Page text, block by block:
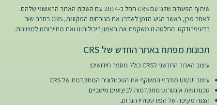
שיתוף הפעולה שלנו עם CRS החל ב-2014 עם השקת האתר הראשוני שלהם.
לאחר מכן, כאשר הגיע הזמן לשדרג את הנוכחות המקוונת, CRS בחרה שוב
בדיגיפרודקט. החלטה זו משקפת את האמון ביכולותינו ואת מחויבותנו למצוינות.
תכונות מפתח באתר החדש של CRS
עיצוב האתר החדשני לCRS כולל מספר חידושים:
עיצוב UX/UI מודרני המשקף את הטכנולוגיה המתקדמת של CRS
טכנולוגיות אינטרנט מתקדמות לביצועים מיטביים
הצגה מקיפה של הפורטפוליו הנרחב